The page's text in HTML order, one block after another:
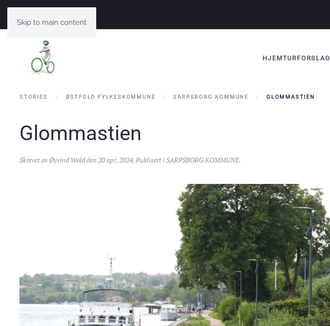
Skip to main content
HJEMTURFORSLAG
STORIES ØSTFOLD FYLKESKOMMUNE SARPSBORG KOMMUNE GLOMMASTIEN
Glommastien
Skrevet avØyvind Woldden 20 apr, 2024. Publisert iSARPSBORG KOMMUNE.